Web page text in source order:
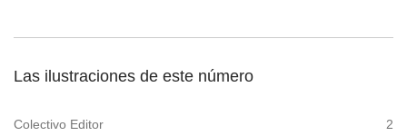
Las ilustraciones de este número
Colectivo Editor 2